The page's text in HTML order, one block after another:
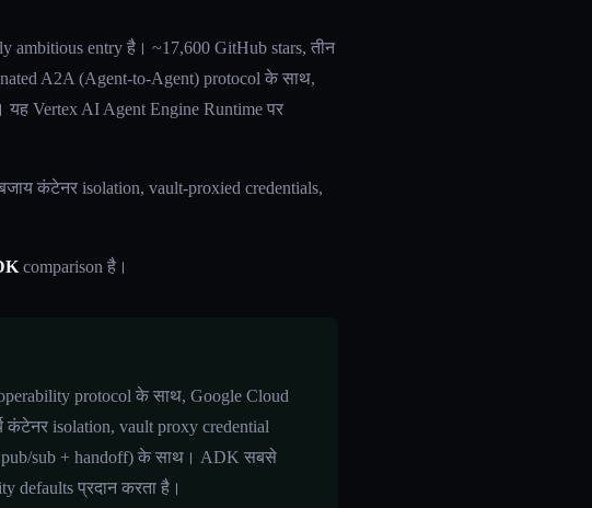
entry है। ~17,600 GitHub stars, तीन
A2A (Agent-to-Agent) protocol के साथ,
Vertex AI Agent Engine Runtime पर
कंटेनर isolation, vault-proxied credentials,
comparison है।
protocol के साथ, Google Cloud
कंटेनर isolation, vault proxy credential
pub/sub + handoff) के साथ। ADK सबसे
defaults प्रदान करता है।